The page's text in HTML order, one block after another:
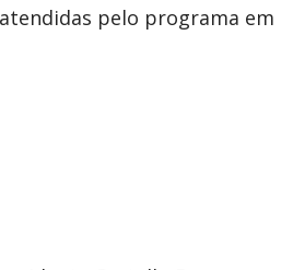
pelo programa em